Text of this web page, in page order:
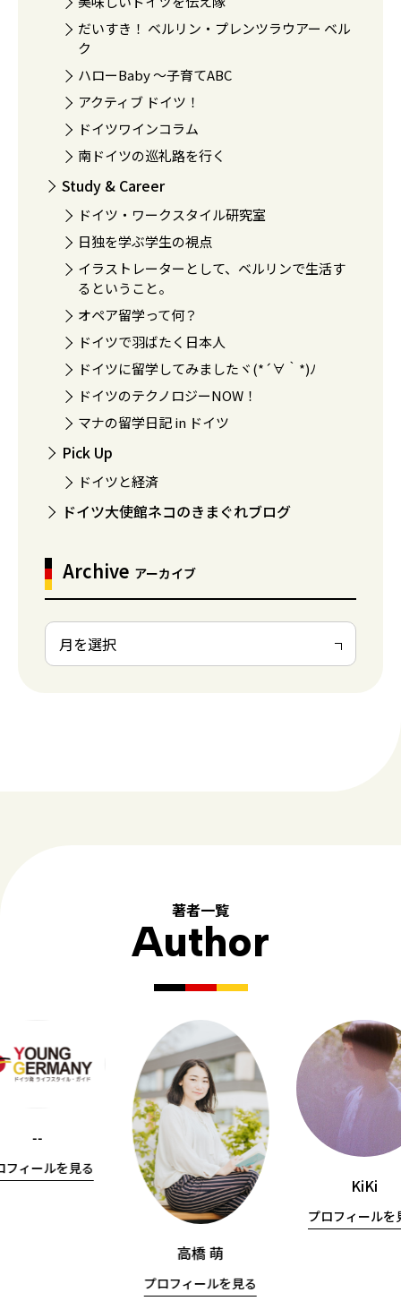
だいすき！ ベルリン・プレンツラウアー ベル
ク
ハローBaby 〜子育てABC
アクティブ ドイツ！
ドイツワインコラム
南ドイツの巡礼路を行く
Study & Career
ドイツ・ワークスタイル研究室
日独を学ぶ学生の視点
イラストレーターとして、ベルリンで生活す
るということ。
オペア留学って何？
ドイツで羽ばたく日本人
ドイツに留学してみましたヾ(*´∀｀*)ﾉ
ドイツのテクノロジーNOW！
マナの留学日記 in ドイツ
Pick Up
ドイツと経済
ドイツ大使館ネコのきまぐれブログ
Archive アーカイブ
著者一覧
Author
--
フィールを見る
高橋 萌
プロフィールを見る
KiKi
プロフィールを